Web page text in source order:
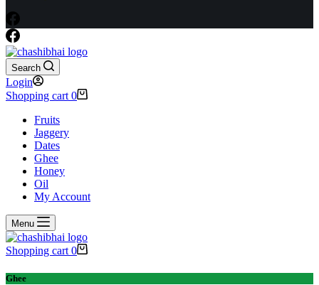
Search
Login
Shopping cart 0
Fruits
Jaggery
Dates
Ghee
Honey
Oil
My Account
Menu
Shopping cart 0
Ghee